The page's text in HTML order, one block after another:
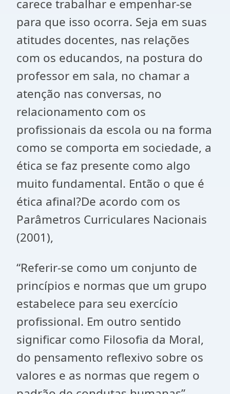
carece trabalhar e empenhar-se
para que isso ocorra. Seja em suas
atitudes docentes, nas relações
com os educandos, na postura do
professor em sala, no chamar a
atenção nas conversas, no
relacionamento com os
profissionais da escola ou na forma
como se comporta em sociedade, a
ética se faz presente como algo
muito fundamental. Então o que é
ética afinal?De acordo com os
Parâmetros Curriculares Nacionais
(2001),
“Referir-se como um conjunto de
princípios e normas que um grupo
estabelece para seu exercício
profissional. Em outro sentido
significar como Filosofia da Moral,
do pensamento reflexivo sobre os
valores e as normas que regem o